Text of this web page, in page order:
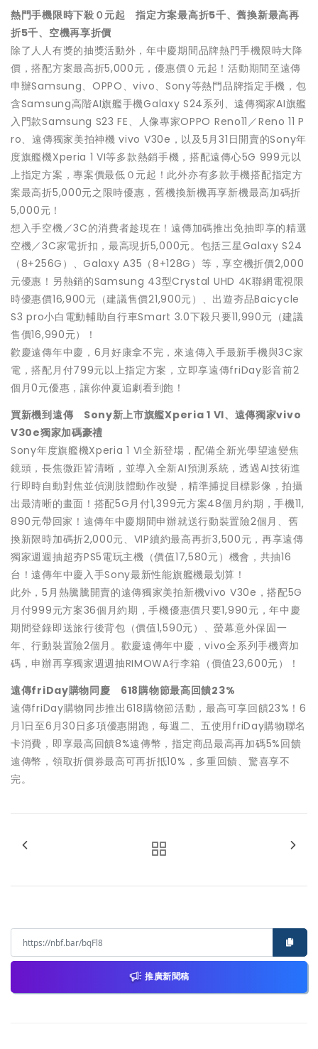
熱門手機限時下殺０元起 指定方案最高折5千、舊換新最高再
折5千、空機再享折價
除了人人有獎的抽獎活動外，年中慶期間品牌熱門手機限時大降
價，搭配方案最高折5,000元，優惠價０元起！活動期間至遠傳
申辦Samsung、OPPO、vivo、Sony等熱門品牌指定手機，包
含Samsung高階AI旗艦手機Galaxy S24系列、遠傳獨家AI旗艦
入門款Samsung S23 FE、人像專家OPPO Reno11／Reno 11 P
ro、遠傳獨家美拍神機 vivo V30e，以及5月31日開賣的Sony年
度旗艦機Xperia 1 VI等多款熱銷手機，搭配遠傳心5G 999元以
上指定方案，專案價最低０元起！此外亦有多款手機搭配指定方
案最高折5,000元之限時優惠，舊機換新機再享新機最高加碼折
5,000元！
想入手空機／3C的消費者趁現在！遠傳加碼推出免抽即享的精選
空機／3C家電折扣，最高現折5,000元。包括三星Galaxy S24
（8+256G）、Galaxy A35（8+128G）等，享空機折價2,000
元優惠！另熱銷的Samsung 43型Crystal UHD 4K聯網電視限
時優惠價16,900元（建議售價21,900元）、出遊夯品Baicycle
S3 pro小白電動輔助自行車Smart 3.0下殺只要11,990元（建議
售價16,990元）！
歡慶遠傳年中慶，6月好康拿不完，來遠傳入手最新手機與3C家
電，搭配月付799元以上指定方案，立即享遠傳friDay影音前2
個月0元優惠，讓你仲夏追劇看到飽！
買新機到遠傳 Sony新上市旗艦Xperia 1 VI、遠傳獨家vivo
V30e獨家加碼豪禮
Sony年度旗艦機Xperia 1 VI全新登場，配備全新光學望遠變焦
鏡頭，長焦微距皆清晰，並導入全新AI預測系統，透過AI技術進
行即時自動對焦並偵測肢體動作改變，精準捕捉目標影像，拍攝
出最清晰的畫面！搭配5G月付1,399元方案48個月約期，手機11,
890元帶回家！遠傳年中慶期間申辦就送行動裝置險2個月、舊
換新限時加碼折2,000元、VIP續約最高再折3,500元，再享遠傳
獨家週週抽超夯PS5電玩主機（價值17,580元）機會，共抽16
台！遠傳年中慶入手Sony最新性能旗艦機最划算！
此外，5月熱騰騰開賣的遠傳獨家美拍新機vivo V30e，搭配5G
月付999元方案36個月約期，手機優惠價只要1,990元，年中慶
期間登錄即送旅行後背包（價值1,590元）、螢幕意外保固一
年、行動裝置險2個月。歡慶遠傳年中慶，vivo全系列手機齊加
碼，申辦再享獨家週週抽RIMOWA行李箱（價值23,600元）！
遠傳friDay購物同慶 618購物節最高回饋23%
遠傳friDay購物同步推出618購物節活動，最高可享回饋23%！6
月1日至6月30日多項優惠開跑，每週二、五使用friDay購物聯名
卡消費，即享最高回饋8%遠傳幣，指定商品最高再加碼5%回饋
遠傳幣，領取折價券最高可再折抵10%，多重回饋、驚喜享不
完。
推廣新聞稿